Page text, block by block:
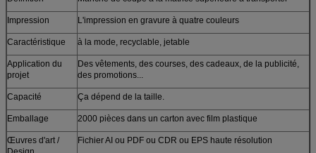
Impression L'impression en gravure à quatre couleurs
Caractéristique à la mode, recyclable, jetable
Application du
projet
Des vêtements, des courses, des cadeaux, de la publicité,
des promotions...
Capacité Ça dépend de la taille.
Emballage 2000 pièces dans un carton avec film plastique
Œuvres d'art /
Fichier AI ou PDF ou CDR ou EPS haute résolution